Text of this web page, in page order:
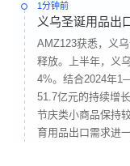
业内观察认为，此
费者对个性化表达
1分钟前
义乌圣诞用品出
温
AMZ123获悉，义
释放。上半年，义
4%。结合2024年
51.7亿元的持续增
节庆类小商品保持
育用品出口需求进